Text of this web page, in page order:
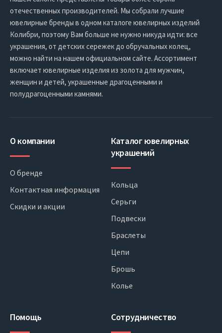
отечественных производителей. Мы собрали лучшие
ювелирные бренды в одном каталоге ювелирных изделий
Колибри, поэтому Вам больше не нужно никуда идти: все
украшения, от детских сережек до обручальных колец,
можно найти на нашем официальном сайте. Ассортимент
включает ювелирные изделия из золота для мужчин,
женщин и детей, украшенные драгоценными и
полудрагоценными камнями.
О компании
О бренде
Контактная информация
Скидки и акции
Каталог ювелирных
украшений
Кольца
Серьги
Подвески
Браслеты
Цепи
Брошь
Колье
Помощь Сотрудничество